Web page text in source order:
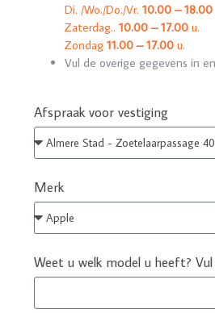
Di. /Wo./Do./Vr.10.00 – 18.00
Zaterdag..10.00 – 17.00 u.
Zondag11.00 – 17.00 u.
Vul de overige gegevens in
Afspraak voor vestiging
Merk
Weet u welk model u heeft?